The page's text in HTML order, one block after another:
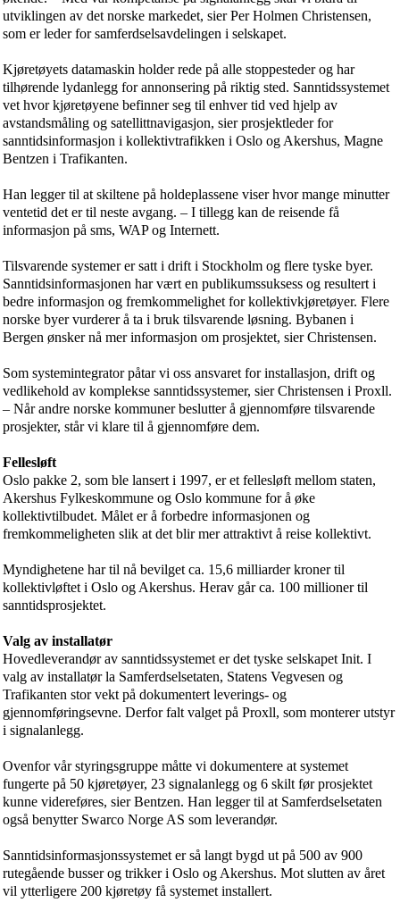
utviklingen av det norske markedet, sier Per Holmen Christensen,
som er leder for samferdselsavdelingen i selskapet.
Kjøretøyets datamaskin holder rede på alle stoppesteder og har
tilhørende lydanlegg for annonsering på riktig sted. Sanntidssystemet
vet hvor kjøretøyene befinner seg til enhver tid ved hjelp av
avstandsmåling og satellittnavigasjon, sier prosjektleder for
sanntidsinformasjon i kollektivtrafikken i Oslo og Akershus, Magne
Bentzen i Trafikanten.
Han legger til at skiltene på holdeplassene viser hvor mange minutter
ventetid det er til neste avgang. – I tillegg kan de reisende få
informasjon på sms, WAP og Internett.
Tilsvarende systemer er satt i drift i Stockholm og flere tyske byer.
Sanntidsinformasjonen har vært en publikumssuksess og resultert i
bedre informasjon og fremkommelighet for kollektivkjøretøyer. Flere
norske byer vurderer å ta i bruk tilsvarende løsning. Bybanen i
Bergen ønsker nå mer informasjon om prosjektet, sierChristensen.
Som systemintegrator påtar vi oss ansvaret for installasjon, drift og
vedlikehold av komplekse sanntidssystemer, sierChristensen i Proxll.
– Når andre norske kommuner beslutter å gjennomføre tilsvarende
prosjekter, står vi klare til å gjennomføre dem.
Fellesløft
Oslo pakke 2, som ble lansert i 1997, er et fellesløft mellom staten,
Akershus Fylkeskommune og Oslo kommune for å øke
kollektivtilbudet. Målet er å forbedre informasjonen og
fremkommeligheten slik at det blir mer attraktivt å reise kollektivt.
Myndighetene har til nå bevilget ca. 15,6 milliarder kroner til
kollektivløftet i Oslo og Akershus. Herav går ca. 100 millioner til
sanntidsprosjektet.
Valg av installatør
Hovedleverandør av sanntidssystemet er det tyske selskapet Init. I
valg av installatør la Samferdselsetaten, Statens Vegvesen og
Trafikanten stor vekt på dokumentert leverings- og
gjennomføringsevne. Derfor falt valget på Proxll, som monterer utstyr
i signalanlegg.
Ovenfor vår styringsgruppe måtte vi dokumentere at systemet
fungerte på 50 kjøretøyer, 23 signalanlegg og 6 skilt før prosjektet
kunne videreføres, sier Bentzen. Han legger til at Samferdselsetaten
også benytter Swarco Norge AS som leverandør.
Sanntidsinformasjonssystemet er så langt bygd ut på 500 av 900
rutegående busser og trikker i Oslo og Akershus. Mot slutten av året
vil ytterligere 200 kjøretøy få systemet installert.